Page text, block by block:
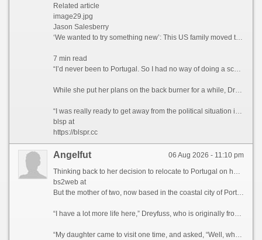
Related article
image29.jpg
Jason Salesberry
‘We wanted to try something new’: This US family moved to Italy sight unseen nine years ago and never looked back
7 min read
“I’d never been to Portugal. So I had no way of doing a scouting trip or anything,” she says. “I thought, ‘I’m going to go over there. And If I don’t like Portugal, then I’ll move to Spain or France.’”
While she put her plans on the back burner for a while, Dreyfuss says that the Covid-19 pandemic in 2021 ultimately prompted her to finally leave the US permanently.
“I was really ready to get away from the political situation in the United States,” she admits.
blsp at
https://blspr.cc
06 Aug 2026 - 11:10 pm
Angelfut
bs2web at
But the mother of two, now based in the coastal city of Porto, famous for its Port wine and spectacular bridges, has no regrets today, as her life is much richer in many ways.
“I have a lot more life here,” Dreyfuss, who is originally from Texas, tells CNN Travel, before blissfully describing her frequent trips to local museums, movie theaters, and pop-up wineries in the Douro Valley, a UNESCO World Heritage region in northern Portugal.
“My daughter came to visit one time, and asked, “Well, what do you guys do all day?” she recalls. “And my friend holds up a glass of Champagne and goes, “You’re looking at it.”